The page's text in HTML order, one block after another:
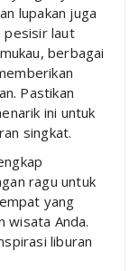
lupakan juga
pesisir laut
berbagai
Pastikan
ini untuk
singkat.
ragu untuk
yang
wisata Anda.
liburan